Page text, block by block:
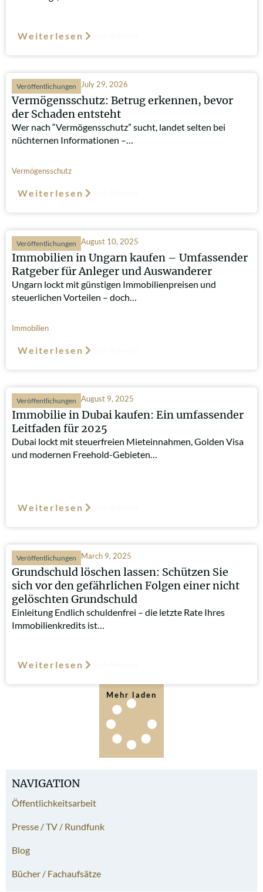
NAVIGATION
Öffentlichkeitsarbeit
Presse / TV / Rundfunk
Blog
Bücher / Fachaufsätze
Weiterlesen
Veröffentlichungen July 29, 2026
Vermögensschutz: Betrug erkennen, bevor
der Schaden entsteht
Wer nach “Vermögensschutz” sucht, landet selten bei
nüchternen Informationen –…
Vermögensschutz
Weiterlesen
Veröffentlichungen August 10, 2025
Immobilien in Ungarn kaufen – Umfassender
Ratgeber für Anleger und Auswanderer
Ungarn lockt mit günstigen Immobilienpreisen und
steuerlichen Vorteilen – doch…
Immobilien
Weiterlesen
Veröffentlichungen August 9, 2025
Immobilie in Dubai kaufen: Ein umfassender
Leitfaden für 2025
Dubai lockt mit steuerfreien Mieteinnahmen, Golden Visa
und modernen Freehold-Gebieten…
Weiterlesen
Veröffentlichungen March 9, 2025
Grundschuld löschen lassen: Schützen Sie
sich vor den gefährlichen Folgen einer nicht
gelöschten Grundschuld
Einleitung Endlich schuldenfrei – die letzte Rate Ihres
Immobilienkredits ist…
Weiterlesen
Mehr laden